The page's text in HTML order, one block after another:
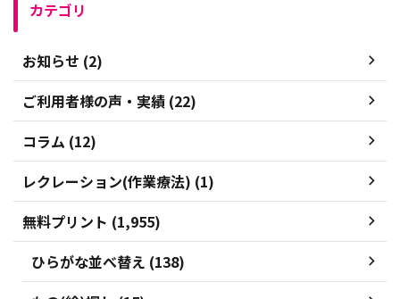
カテゴリ
お知らせ (2)
ご利用者様の声・実績 (22)
コラム (12)
レクレーション(作業療法) (1)
無料プリント (1,955)
ひらがな並べ替え (138)